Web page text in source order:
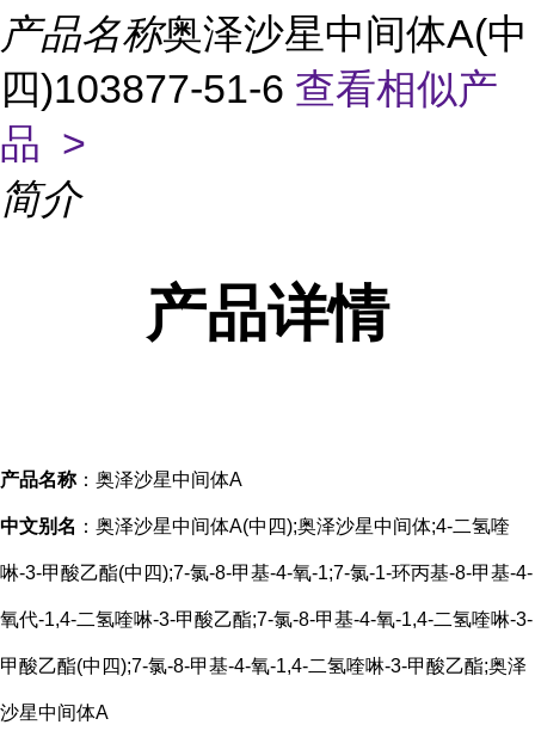
产品名称奥泽沙星中间体A(中
四)103877-51-6 查看相似产
品 >
简介
产品详情
产品名称：奥泽沙星中间体A
中文别名 ：奥泽沙星中间体A(中四);奥泽沙星中间体;4-二氢喹
啉-3-甲酸乙酯(中四);7-氯-8-甲基-4-氧-1;7-氯-1-环丙基-8-甲基-4-
氧代-1,4-二氢喹啉-3-甲酸乙酯;7-氯-8-甲基-4-氧-1,4-二氢喹啉-3-
甲酸乙酯(中四);7-氯-8-甲基-4-氧-1,4-二氢喹啉-3-甲酸乙酯;奥泽
沙星中间体A